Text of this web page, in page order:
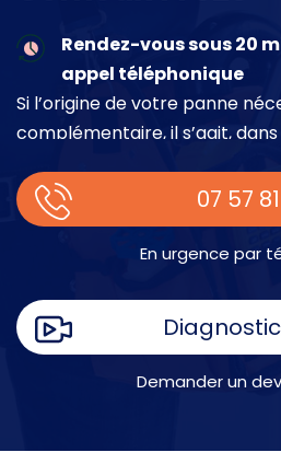
Rendez-vous sous 20
appel téléphonique
Si l’origine de votre panne
complémentaire, il s’agit, dans
place.
07 57
En urgence par
Demander un